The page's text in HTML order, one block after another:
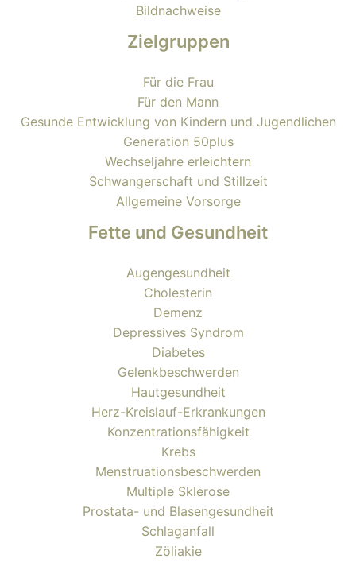
Bildnachweise
Zielgruppen
Für die Frau
Für den Mann
Gesunde Entwicklung von Kindern und Jugendlichen
Generation 50plus
Wechseljahre erleichtern
Schwangerschaft und Stillzeit
Allgemeine Vorsorge
Fette und Gesundheit
Augengesundheit
Cholesterin
Demenz
Depressives Syndrom
Diabetes
Gelenkbeschwerden
Hautgesundheit
Herz-Kreislauf-Erkrankungen
Konzentrationsfähigkeit
Krebs
Menstruationsbeschwerden
Multiple Sklerose
Prostata- und Blasengesundheit
Schlaganfall
Zöliakie